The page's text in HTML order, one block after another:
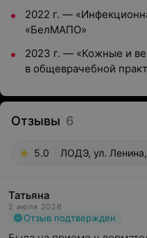
2022 г. —
«БелМАПО»
2023 г. — «Кожные и
в общеврачебной
Отзывы 6
5.0 ЛОДЭ, ул. Ленина,
Татьяна
2 июля 2026
Отзыв подтвержден